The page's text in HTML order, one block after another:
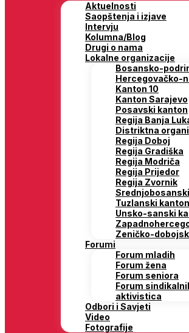
Aktuelnosti
Saopštenja i izjave
Intervju
Kolumna/Blog
Drugi o nama
Lokalne organizacije
Bosansko-
Hercegovačko-
Kanton 10
Kanton Sarajevo
Posavski kanton
Regija Banja
Distriktna
Regija Doboj
Regija Gradiška
Regija Modriča
Regija Prijedor
Regija Zvornik
Tuzlanski kanton
Unsko-sanski
Zeničko-
Forumi
Forum mladih
Forum žena
Forum seniora
Forum
aktivistica
Odbori i Savjeti
Video
Fotografije